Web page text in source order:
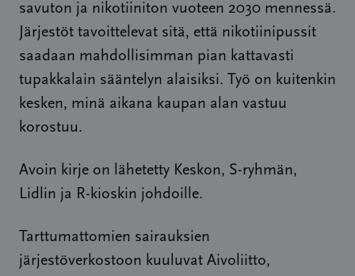
savuton ja nikotiiniton vuoteen 2030 mennessä.
Järjestöt tavoittelevat sitä, että nikotiinipussit
saadaan mahdollisimman pian kattavasti
tupakkalain sääntelyn alaisiksi. Työ on kuitenkin
kesken, minä aikana kaupan alan vastuu
korostuu.
Avoin kirje on lähetetty Keskon, S-ryhmän,
Lidlin ja R-kioskin johdoille.
Tarttumattomien sairauksien
järjestöverkostoon kuuluvat Aivoliitto,